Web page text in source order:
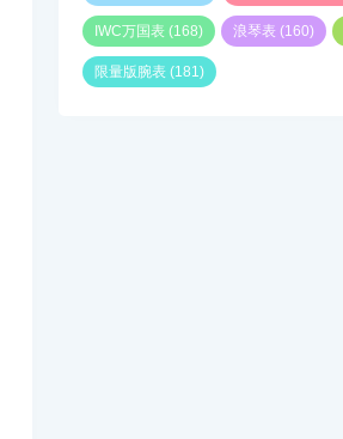
IWC万国表 (168) 浪琴表 (160)
限量版腕表 (181)